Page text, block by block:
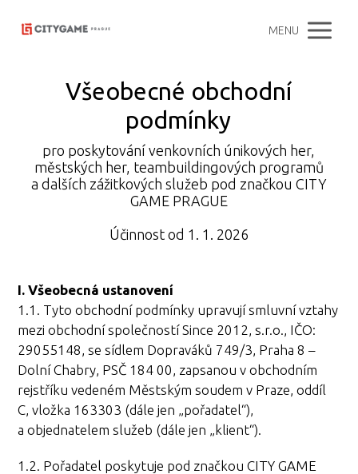
MENU
Všeobecné obchodní
podmínky
pro poskytování venkovních únikových her,
městských her, teambuildingových programů
a dalších zážitkových služeb pod značkou CITY
GAME PRAGUE
Účinnost od 1. 1. 2026
I. Všeobecná ustanovení
1.1. Tyto obchodní podmínky upravují smluvní vztahy
mezi obchodní společností Since 2012, s.r.o., IČO:
29055148, se sídlem Dopraváků 749/3, Praha 8 –
Dolní Chabry, PSČ 184 00, zapsanou v obchodním
rejstříku vedeném Městským soudem v Praze, oddíl
C, vložka 163303 (dále jen „pořadatel“),
a objednatelem služeb (dále jen „klient“).
1.2. Pořadatel poskytuje pod značkou CITY GAME